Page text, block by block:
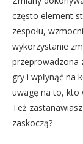
często element
zespołu,
wykorzystanie
przeprowadzona
gry i wpłynąć na
uwagę na to, kto
Też
zaskoczą?